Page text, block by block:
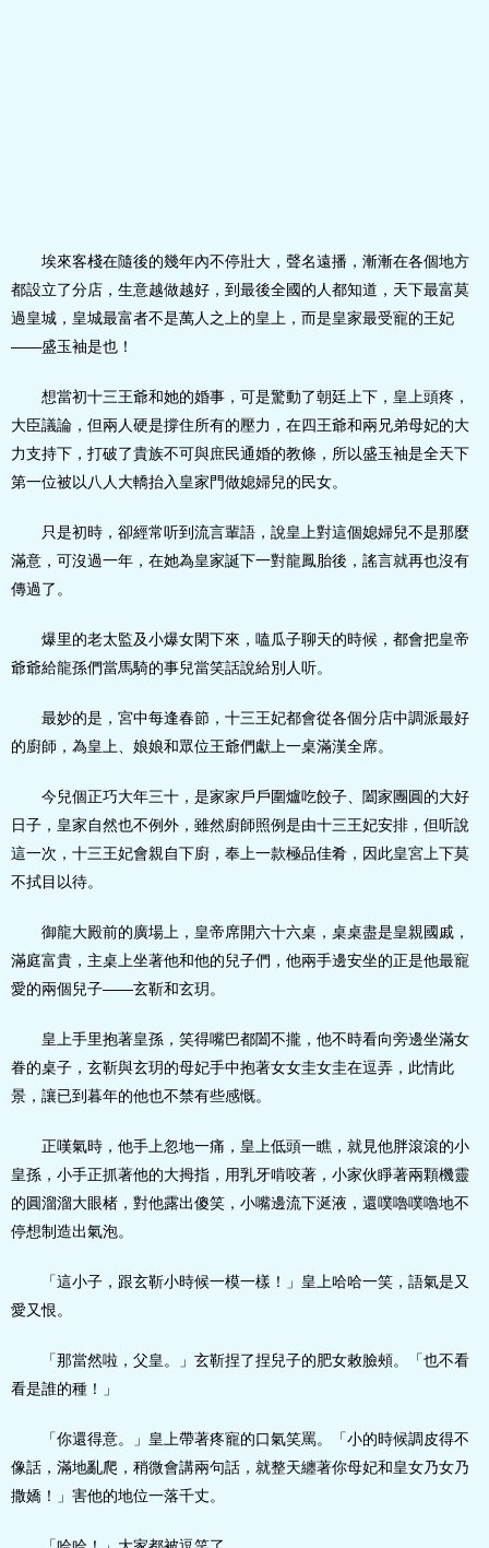
埃來客棧在隨後的幾年內不停壯大，聲名遠播，漸漸在各個地方
都設立了分店，生意越做越好，到最後全國的人都知道，天下最富莫
過皇城，皇城最富者不是萬人之上的皇上，而是皇家最受寵的王妃
——盛玉袖是也！
想當初十三王爺和她的婚事，可是驚動了朝廷上下，皇上頭疼，
大臣議論，但兩人硬是撐住所有的壓力，在四王爺和兩兄弟母妃的大
力支持下，打破了貴族不可與庶民通婚的教條，所以盛玉袖是全天下
第一位被以八人大轎抬入皇家門做媳婦兒的民女。
只是初時，卻經常听到流言輩語，說皇上對這個媳婦兒不是那麼
滿意，可沒過一年，在她為皇家誕下一對龍鳳胎後，謠言就再也沒有
傳過了。
爆里的老太監及小爆女閑下來，嗑瓜子聊天的時候，都會把皇帝
爺爺給龍孫們當馬騎的事兒當笑話說給別人听。
最妙的是，宮中每逢春節，十三王妃都會從各個分店中調派最好
的廚師，為皇上、娘娘和眾位王爺們獻上一桌滿漢全席。
今兒個正巧大年三十，是家家戶戶圍爐吃餃子、闔家團圓的大好
日子，皇家自然也不例外，雖然廚師照例是由十三王妃安排，但听說
這一次，十三王妃會親自下廚，奉上一款極品佳肴，因此皇宮上下莫
不拭目以待。
御龍大殿前的廣場上，皇帝席開六十六桌，桌桌盡是皇親國戚，
滿庭富貴，主桌上坐著他和他的兒子們，他兩手邊安坐的正是他最寵
愛的兩個兒子——玄靳和玄玥。
皇上手里抱著皇孫，笑得嘴巴都闔不攏，他不時看向旁邊坐滿女
眷的桌子，玄靳與玄玥的母妃手中抱著女女圭女圭在逗弄，此情此
景，讓已到暮年的他也不禁有些感慨。
正嘆氣時，他手上忽地一痛，皇上低頭一瞧，就見他胖滾滾的小
皇孫，小手正抓著他的大拇指，用乳牙啃咬著，小家伙睜著兩顆機靈
的圓溜溜大眼楮，對他露出傻笑，小嘴邊流下涎液，還噗嚕噗嚕地不
停想制造出氣泡。
「這小子，跟玄靳小時候一模一樣！」皇上哈哈一笑，語氣是又
愛又恨。
「那當然啦，父皇。」玄靳捏了捏兒子的肥女敕臉頰。「也不看
看是誰的種！」
「你還得意。」皇上帶著疼寵的口氣笑罵。「小的時候調皮得不
像話，滿地亂爬，稍微會講兩句話，就整天纏著你母妃和皇女乃女乃
撒嬌！」害他的地位一落千丈。